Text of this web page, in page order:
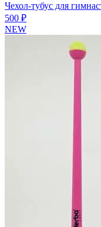
Чехол-тубус для
500 ₽
NEW